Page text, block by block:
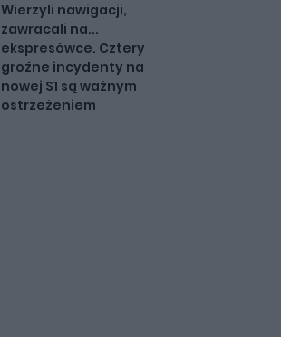
Wierzyli nawigacji,
zawracali na...
ekspresówce. Cztery
groźne incydenty na
nowej S1 są ważnym
ostrzeżeniem